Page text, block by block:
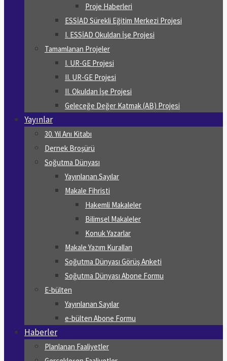
Proje Haberleri
ESSİAD Sürekli Eğitim Merkezi Projesi
I. ESSİAD Okuldan İşe Projesi
Tamamlanan Projeler
I. UR-GE Projesi
II. UR-GE Projesi
II. Okuldan İşe Projesi
Geleceğe Değer Katmak (AB) Projesi
Yayınlar
30. Yıl Anı Kitabı
Dernek Broşürü
Soğutma Dünyası
Yayınlanan Sayılar
Makale Fihristi
Hakemli Makaleler
Bilimsel Makaleler
Konuk Yazarlar
Makale Yazım Kuralları
Soğutma Dünyası Görüş Anketi
Soğutma Dünyası Abone Formu
E-bülten
Yayınlanan Sayılar
e-bülten Abone Formu
Haberler
Planlanan Faaliyetler